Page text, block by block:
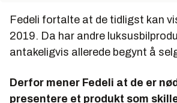
Fedeli fortalte at de tidligst kan
2019. Da har andre
antakeligvis allerede begynt å
Derfor mener Fedeli at de er
presentere et produkt som